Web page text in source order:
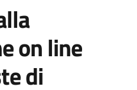
on line
di